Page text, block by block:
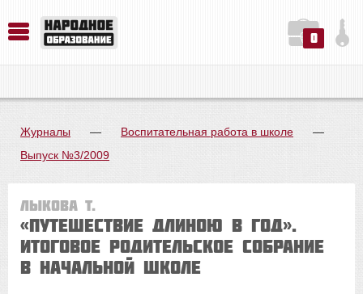
0
Журналы — Воспитательная работа в школе
—
Выпуск №3/2009
Лыкова Т.
«Путешествие длиною в год».
Итоговое родительское собрание
в начальной школе